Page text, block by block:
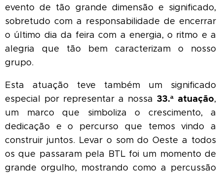
evento de tão grande dimensão e significado,
sobretudo com a responsabilidade de encerrar
o último dia da feira com a energia, o ritmo e a
alegria que tão bem caracterizam o nosso
grupo.
Esta atuação teve também um significado
especial por representar a nossa 33.ª atuação,
um marco que simboliza o crescimento, a
dedicação e o percurso que temos vindo a
construir juntos. Levar o som do Oeste a todos
os que passaram pela BTL foi um momento de
grande orgulho, mostrando como a percussão